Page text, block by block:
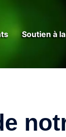
Soutien à